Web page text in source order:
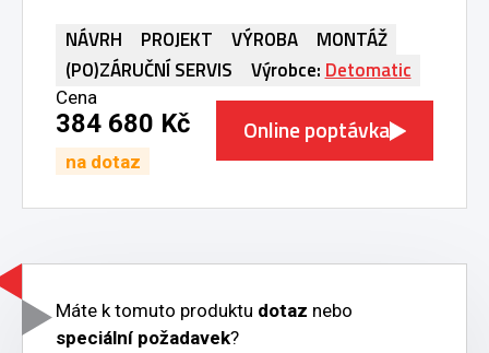
NÁVRH PROJEKT VÝROBA
MONTÁŽ
(PO)ZÁRUČNÍ SERVIS
Výrobce:Detomatic
Cena
384 680 Kč
na dotaz
Online poptávka
Máte k tomuto produktu dotaz nebo
speciální požadavek?